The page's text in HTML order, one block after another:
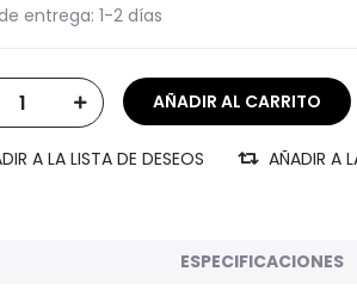
entrega: 1-2 días
A LA LISTA DE DESEOS AÑADIR A
ESPECIFICACIONES